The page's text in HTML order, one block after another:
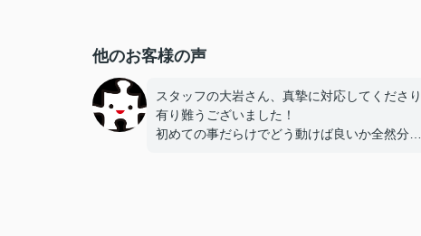
他のお客様の声
スタッフの大岩さん、真摯に対応してくださり
有り難うございました！
初めての事だらけでどう動けば良いか全然分か